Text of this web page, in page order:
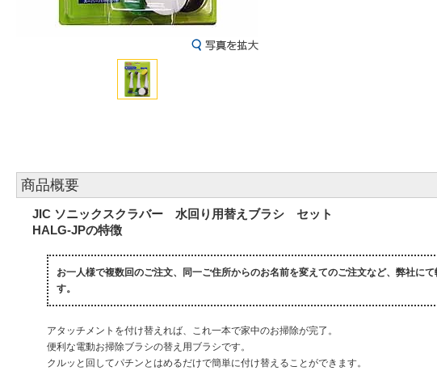
商品概要
JIC ソニックスクラバー 水回り用替えブラシ セット
HALG-JPの特徴
お一人様で複数回のご注文、同一ご住所からのお名前を変えてのご注文など、弊社に
す。
アタッチメントを付け替えれば、これ一本で家中のお掃除が完了。
便利な電動お掃除ブラシの替え用ブラシです。
クルッと回してパチンとはめるだけで簡単に付け替えることができます。